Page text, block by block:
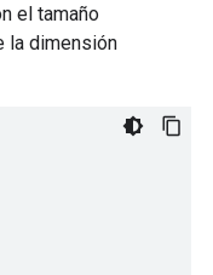
el tamaño
la dimensión